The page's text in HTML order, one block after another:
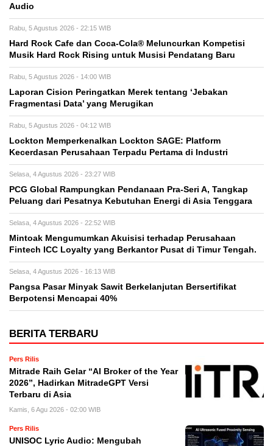
Audio
Rabu, 5 Agustus 2026 - 22:15 WIB
Hard Rock Cafe dan Coca-Cola® Meluncurkan Kompetisi
Musik Hard Rock Rising untuk Musisi Pendatang Baru
Rabu, 5 Agustus 2026 - 14:00 WIB
Laporan Cision Peringatkan Merek tentang ‘Jebakan
Fragmentasi Data’ yang Merugikan
Rabu, 5 Agustus 2026 - 04:12 WIB
Lockton Memperkenalkan Lockton SAGE: Platform
Kecerdasan Perusahaan Terpadu Pertama di Industri
Selasa, 4 Agustus 2026 - 23:27 WIB
PCG Global Rampungkan Pendanaan Pra-Seri A, Tangkap
Peluang dari Pesatnya Kebutuhan Energi di Asia Tenggara
Selasa, 4 Agustus 2026 - 22:52 WIB
Mintoak Mengumumkan Akuisisi terhadap Perusahaan
Fintech ICC Loyalty yang Berkantor Pusat di Timur Tengah.
Selasa, 4 Agustus 2026 - 16:13 WIB
Pangsa Pasar Minyak Sawit Berkelanjutan Bersertifikat
Berpotensi Mencapai 40%
BERITA TERBARU
Pers Rilis
Mitrade Raih Gelar “AI Broker of the Year
2026”, Hadirkan MitradeGPT Versi
Terbaru di Asia
Kamis, 6 Agu 2026 - 02:00 WIB
Pers Rilis
UNISOC Lyric Audio: Mengubah